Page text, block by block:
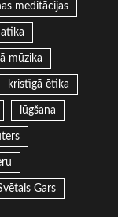
meditācijas
mūzika
kristīgā ētika
lūgšana
Gars